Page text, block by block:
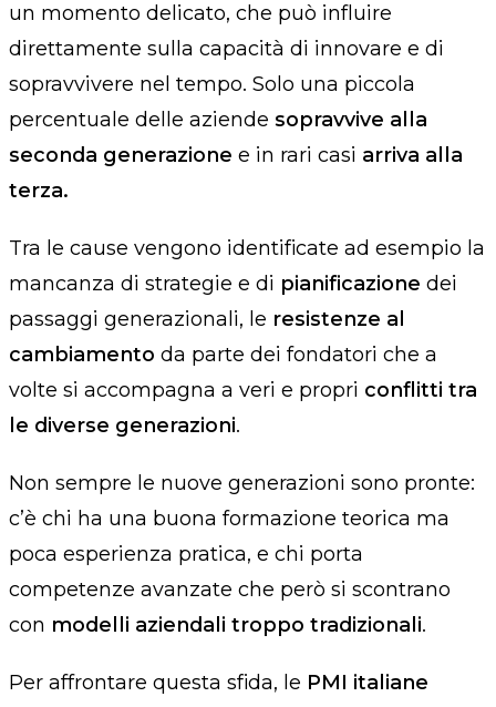
un momento delicato, che può influire
direttamente sulla capacità di innovare e di
sopravvivere nel tempo. Solo una piccola
percentuale delle aziende sopravvive alla
seconda generazione e in rari casi arriva alla
terza.
Tra le cause vengono identificate ad esempio la
mancanza di strategie e di pianificazione dei
passaggi generazionali, le resistenze al
cambiamento da parte dei fondatori che a
volte si accompagna a veri e propri conflitti tra
le diverse generazioni.
Non sempre le nuove generazioni sono pronte:
c’è chi ha una buona formazione teorica ma
poca esperienza pratica, e chi porta
competenze avanzate che però si scontrano
con modelli aziendali troppo tradizionali.
Per affrontare questa sfida, le PMI italiane